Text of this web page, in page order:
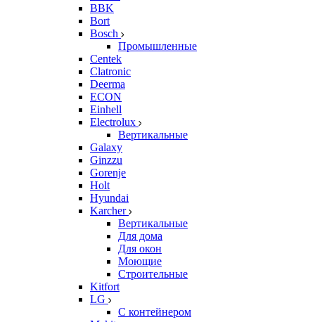
BBK
Bort
Bosch
Промышленные
Centek
Clatronic
Deerma
ECON
Einhell
Electrolux
Вертикальные
Galaxy
Ginzzu
Gorenje
Holt
Hyundai
Karcher
Вертикальные
Для дома
Для окон
Моющие
Строительные
Kitfort
LG
С контейнером